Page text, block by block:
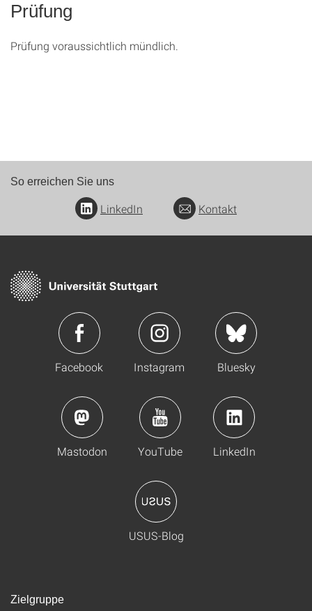
Prüfung
Prüfung voraussichtlich mündlich.
So erreichen Sie uns
LinkedIn Kontakt
Facebook Instagram Bluesky
Mastodon YouTube LinkedIn
USUS-Blog
Zielgruppe